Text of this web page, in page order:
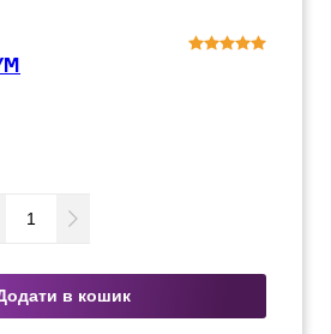
в кошик